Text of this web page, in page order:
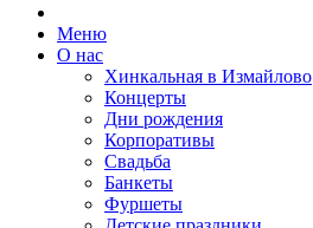
Меню
О нас
Хинкальная в Измайлово
Концерты
Дни рождения
Корпоративы
Свадьба
Банкеты
Фуршеты